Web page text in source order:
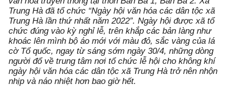
Trung Hà đã tổ chức “Ngày hội văn hóa các dân tộc xã
Trung Hà lần thứ nhất năm 2022”. Ngày hội được xã tổ
chức đúng vào kỳ nghỉ lễ, trên khắp các bản làng như
khoác lên mình bộ áo mới với màu đỏ, sắc vàng của lá
cờ Tổ quốc, ngay từ sáng sớm ngày 30/4, những dòng
người đổ về trung tâm nơi tổ chức lễ hội cho không khí
ngày hội văn hóa các dân tộc xã Trung Hà trở nên nhộn
nhịp và náo nhiệt hơn bao giờ hết.